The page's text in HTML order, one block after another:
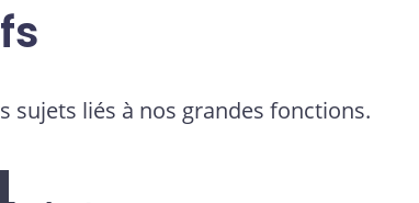
sujets liés à nos grandes fonctions.